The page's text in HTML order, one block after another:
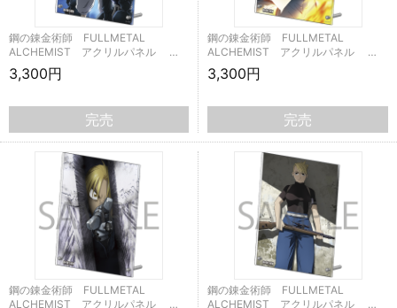
鋼の錬金術師 FULLMETAL
ALCHEMIST アクリルパネル …
3,300円
完売
鋼の錬金術師 FULLMETAL
ALCHEMIST アクリルパネル …
3,300円
完売
鋼の錬金術師 FULLMETAL
ALCHEMIST アクリルパネル …
鋼の錬金術師 FULLMETAL
ALCHEMIST アクリルパネル …